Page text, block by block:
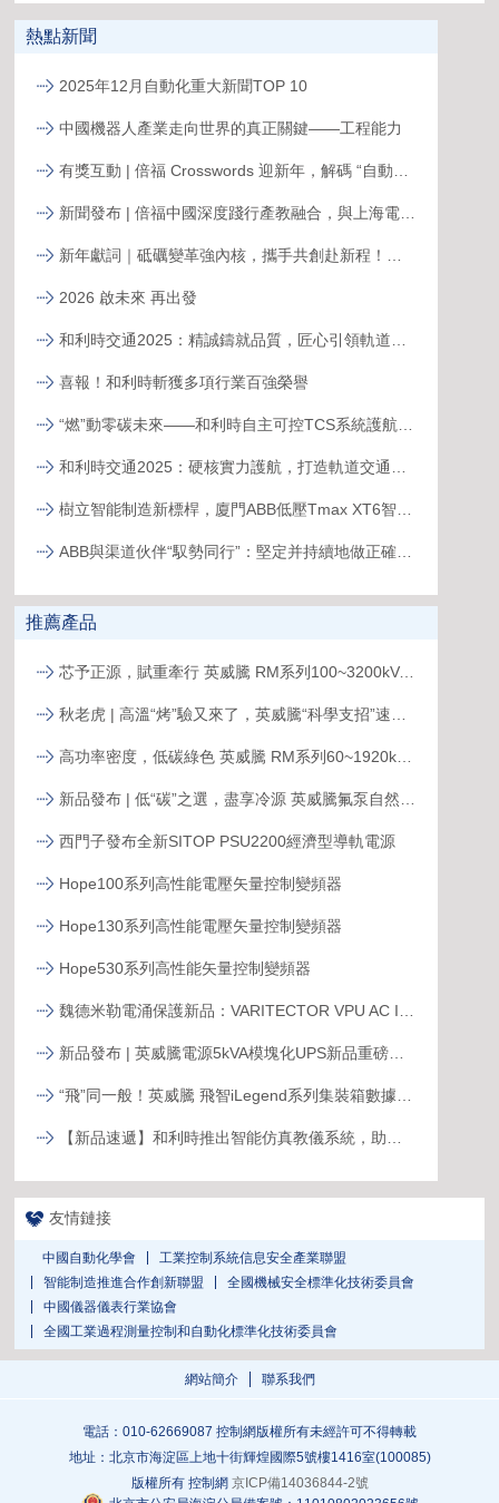
熱點新聞
2025年12月自動化重大新聞TOP 10
中國機器人產業走向世界的真正關鍵——工程能力
2026 啟未來 再出發
喜報！和利時斬獲多項行業百強榮譽
推薦產品
芯予正源，賦重牽行 英威騰 RM系列100~3200kVA模塊化UPS新品發布
西門子發布全新SITOP PSU2200經濟型導軌電源
Hope100系列高性能電壓矢量控制變頻器
Hope130系列高性能電壓矢量控制變頻器
Hope530系列高性能矢量控制變頻器
友情鏈接
中國自動化學會
工業控制系統信息安全產業聯盟
智能制造推進合作創新聯盟
全國機械安全標準化技術委員會
中國儀器儀表行業協會
全國工業過程測量控制和自動化標準化技術委員會
網站簡介 聯系我們
電話：010-62669087 控制網版權所有未經許可不得轉載
地址：北京市海淀區上地十街輝煌國際5號樓1416室(100085)
版權所有 控制網 京ICP備14036844-2號